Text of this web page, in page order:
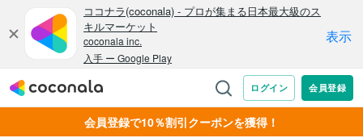
会員登録で10％割引クーポンを獲得！